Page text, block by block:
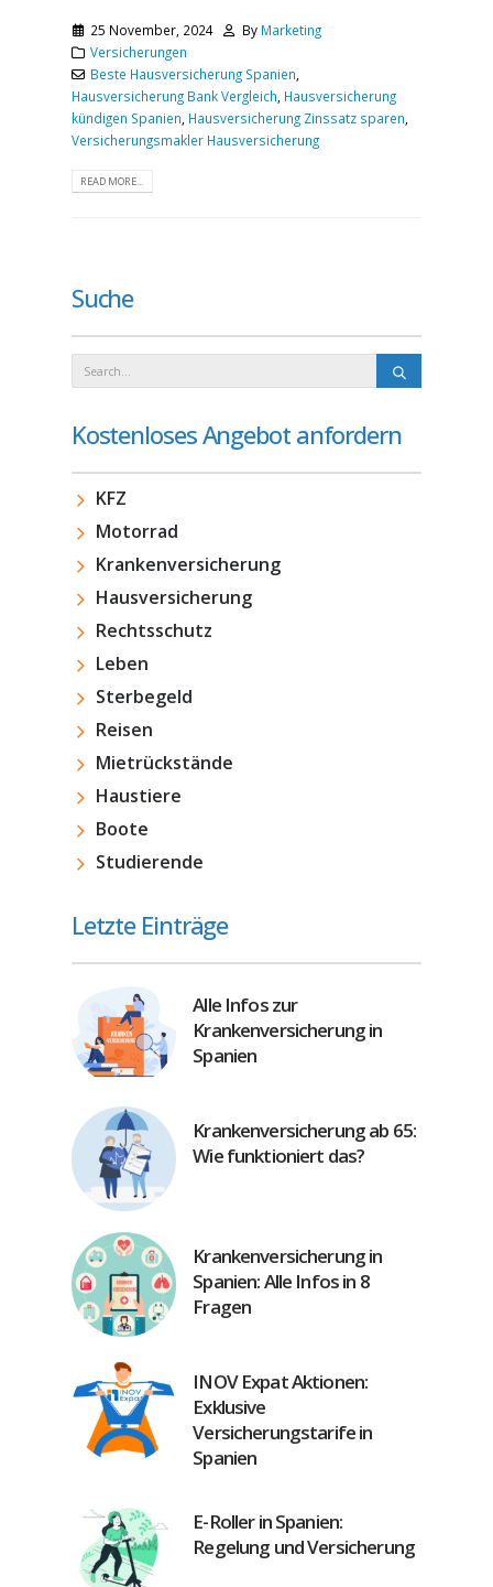
25 November, 2024 By Marketing
Versicherungen
Beste Hausversicherung Spanien,
Hausversicherung Bank Vergleich, Hausversicherung
kündigen Spanien, Hausversicherung Zinssatz sparen,
Versicherungsmakler Hausversicherung
READ MORE...
Suche
Kostenloses Angebot anfordern
KFZ
Motorrad
Krankenversicherung
Hausversicherung
Rechtsschutz
Leben
Sterbegeld
Reisen
Mietrückstände
Haustiere
Boote
Studierende
Letzte Einträge
Alle Infos zur
Krankenversicherung in
Spanien
Krankenversicherung ab 65:
Wie funktioniert das?
Krankenversicherung in
Spanien: Alle Infos in 8
Fragen
INOV Expat Aktionen:
Exklusive
Versicherungstarife in
Spanien
E-Roller in Spanien:
Regelung und Versicherung